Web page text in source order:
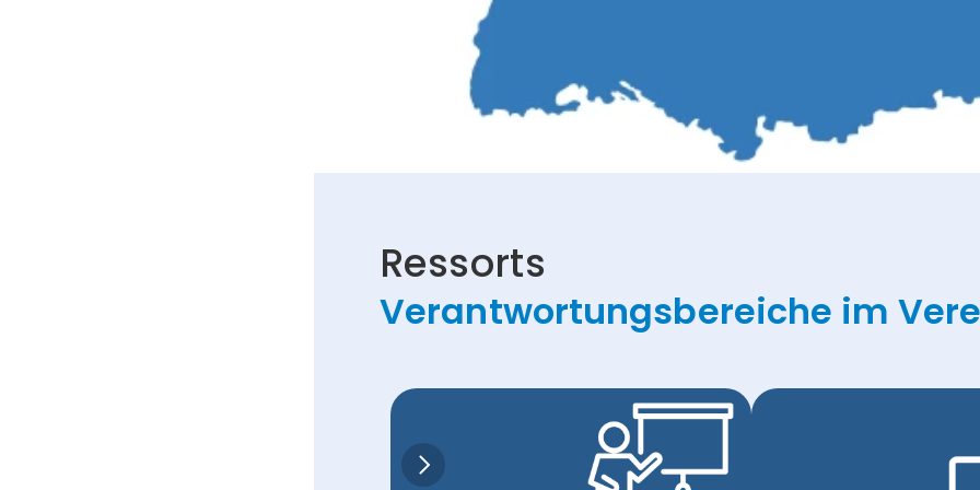
Ressorts
Verantwortungsbereiche im